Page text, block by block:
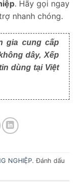
. Hãy gọi ngay
nhanh chóng.
gia cung cấp
dây, Xếp
dùng tại Việt
NGHIỆP. Đánh dấu